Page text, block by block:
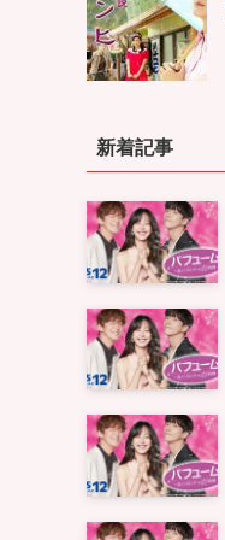
新着記事